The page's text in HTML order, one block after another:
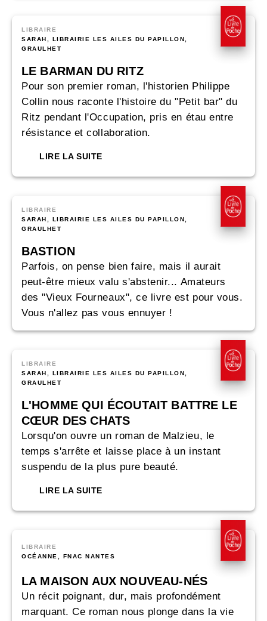
LIBRAIRE
SARAH, LIBRAIRIE LES AILES DU PAPILLON,
GRAULHET
LE BARMAN DU RITZ
Pour son premier roman, l'historien Philippe
Collin nous raconte l'histoire du "Petit bar" du
Ritz pendant l'Occupation, pris en étau entre
résistance et collaboration.
LIRE LA SUITE
LIBRAIRE
SARAH, LIBRAIRIE LES AILES DU PAPILLON,
GRAULHET
BASTION
Parfois, on pense bien faire, mais il aurait
peut-être mieux valu s'abstenir... Amateurs
des "Vieux Fourneaux", ce livre est pour vous.
Vous n'allez pas vous ennuyer !
LIBRAIRE
SARAH, LIBRAIRIE LES AILES DU PAPILLON,
GRAULHET
L'HOMME QUI ÉCOUTAIT BATTRE LE
CŒUR DES CHATS
Lorsqu'on ouvre un roman de Malzieu, le
temps s'arrête et laisse place à un instant
suspendu de la plus pure beauté.
LIRE LA SUITE
LIBRAIRE
OCÉANNE, FNAC NANTES
LA MAISON AUX NOUVEAU-NÉS
Un récit poignant, dur, mais profondément
marquant. Ce roman nous plonge dans la vie